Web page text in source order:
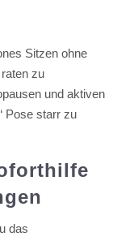
Sitzen ohne
zu
und aktiven
Pose starr zu
das